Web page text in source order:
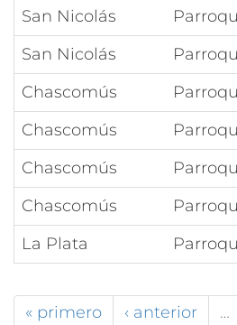
San Nicolás
San Nicolás
Chascomús
Chascomús
Chascomús
Chascomús
La Plata
« primero ‹ anterior …